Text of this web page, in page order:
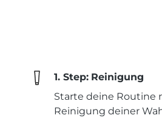
1. Step: Reinigung
Starte deine Routine
Reinigung deiner